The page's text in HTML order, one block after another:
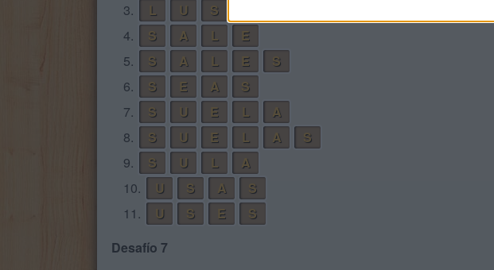
3.
L U S
4.
S A L
E
5.
S A L E
S
6.
S E A
S
7.
S U E L
A
8.
S U E L A
S
9.
S U L
A
10.
U S A
S
11.
U S E
S
Desafío 7